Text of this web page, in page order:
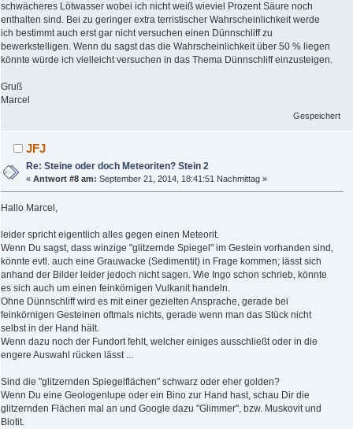
schwächeres Lötwasser wobei ich nicht weiß wieviel Prozent Säure noch
enthalten sind. Bei zu geringer extra terristischer Wahrscheinlichkeit werde
ich bestimmt auch erst gar nicht versuchen einen Dünnschliff zu
bewerkstelligen. Wenn du sagst das die Wahrscheinlichkeit über 50 % liegen
könnte würde ich vielleicht versuchen in das Thema Dünnschliff einzusteigen.
Gruß
Marcel
Gespeichert
JFJ
Re: Steine oder doch Meteoriten? Stein 2
«Antwort #8 am: September 21, 2014, 18:41:51 Nachmittag »
Hallo Marcel,
leider spricht eigentlich alles gegen einen Meteorit.
Wenn Du sagst, dass winzige "glitzernde Spiegel" im Gestein vorhanden sind,
könnte evtl. auch eine Grauwacke (Sedimentit) in Frage kommen; lässt sich
anhand der Bilder leider jedoch nicht sagen. Wie Ingo schon schrieb, könnte
es sich auch um einen feinkörnigen Vulkanit handeln.
Ohne Dünnschliff wird es mit einer gezielten Ansprache, gerade bei
feinkörnigen Gesteinen oftmals nichts, gerade wenn man das Stück nicht
selbst in der Hand hält.
Wenn dazu noch der Fundort fehlt, welcher einiges ausschließt oder in die
engere Auswahl rücken lässt ...
Sind die "glitzernden Spiegelflächen" schwarz oder eher golden?
Wenn Du eine Geologenlupe oder ein Bino zur Hand hast, schau Dir die
glitzernden Flächen mal an und Google dazu "Glimmer", bzw. Muskovit und
Biotit.